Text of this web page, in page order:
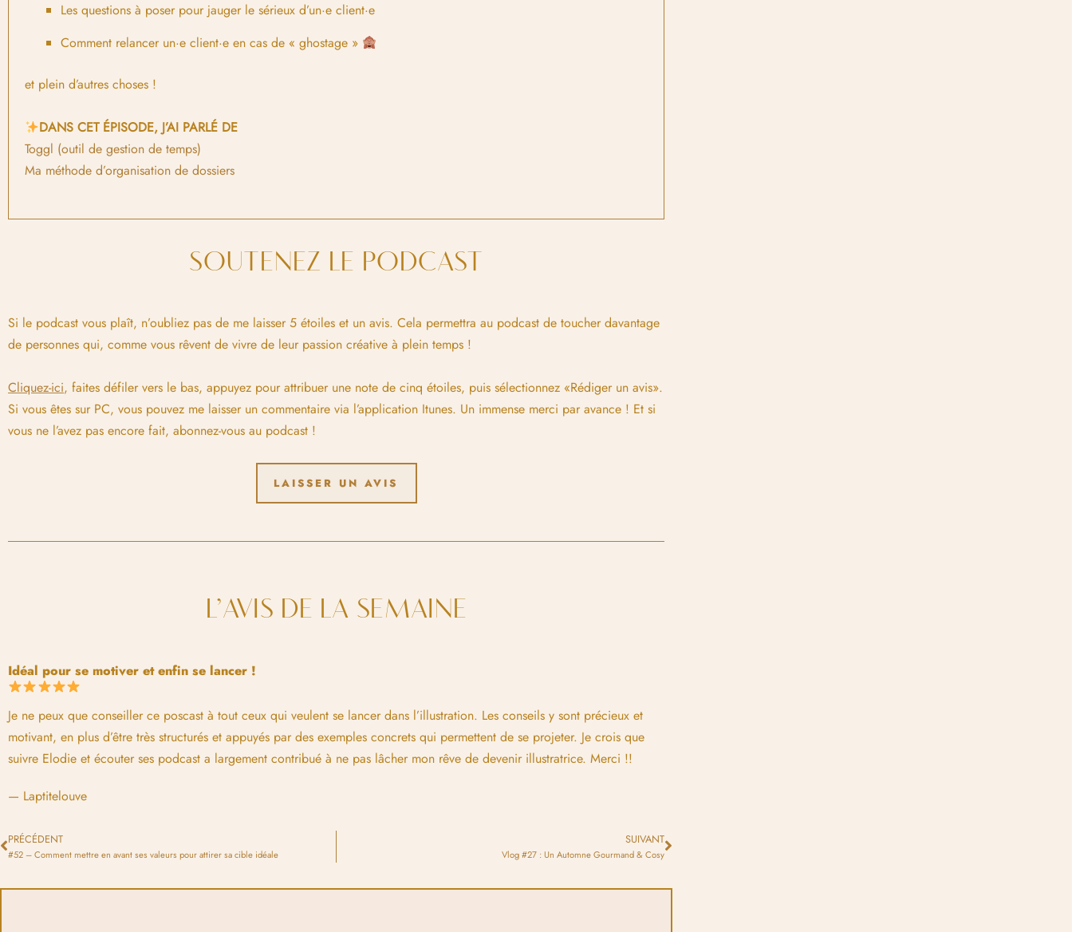
Les questions à poser pour jauger le sérieux d’un·e client·e
Comment relancer un·e client·e en cas de « ghostage »
et plein d’autres choses !
DANS CET ÉPISODE, J’AI PARLÉ DE
Toggl (outil de gestion de temps)
Ma méthode d’organisation de dossiers
SOUTENEZ LE PODCAST
Si le podcast vous plaît, n’oubliez pas de me laisser 5 étoiles et un avis. Cela permettra au podcast de toucher davantage
de personnes qui, comme vous rêvent de vivre de leur passion créative à plein temps !
Cliquez-ici, faites défiler vers le bas, appuyez pour attribuer une note de cinq étoiles, puis sélectionnez «Rédiger un avis».
Si vous êtes sur PC, vous pouvez me laisser un commentaire via l’application Itunes. Un immense merci par avance ! Et si
vous ne l’avez pas encore fait, abonnez-vous au podcast !
LAISSER UN AVIS
L’AVIS DE LA SEMAINE
Idéal pour se motiver et enfin se lancer !
Je ne peux que conseiller ce poscast à tout ceux qui veulent se lancer dans l’illustration. Les conseils y sont précieux et
motivant, en plus d’être très structurés et appuyés par des exemples concrets qui permettent de se projeter. Je crois que
suivre Elodie et écouter ses podcast a largement contribué à ne pas lâcher mon rêve de devenir illustratrice. Merci !!
— Laptitelouve
PRÉCÉDENT
#52 – Comment mettre en avant ses valeurs pour attirer sa cible idéale
SUIVANT
Vlog #27 : Un Automne Gourmand & Cosy